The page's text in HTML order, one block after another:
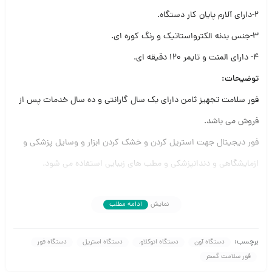
۲-دارای آلارم پایان کار دستگاه.
۳-جنس بدنه الکترواستاتیک و رنگ کوره ای.
۴- دارای المنت و تایمر ۱۲۰ دقیقه ای.
توضیحات:
فور سلامت تجهیز ثامن دارای یک سال گارانتی و ده سال خدمات پس از
فروش می باشد.
فور دیجیتال جهت استریل کردن و خشک کردن ابزار و وسایل پزشکی و
ازمایشگاهی و دندانپزشکی و مطب های زیبایی استفاده می شود.
یا آون آزمایشگاهی می توانند در جهت خشک کردن، شکستن اتصالات
عملکردهای آزمایشگاهی صنعتی متفاوتی از آن استفاده می شود. رایج
نمایش ادامه مطلب
برچسب: دستگاه آون دستگاه اتوکلاو. دستگاه استریل
دستگاه فور
فور سلامت گستر